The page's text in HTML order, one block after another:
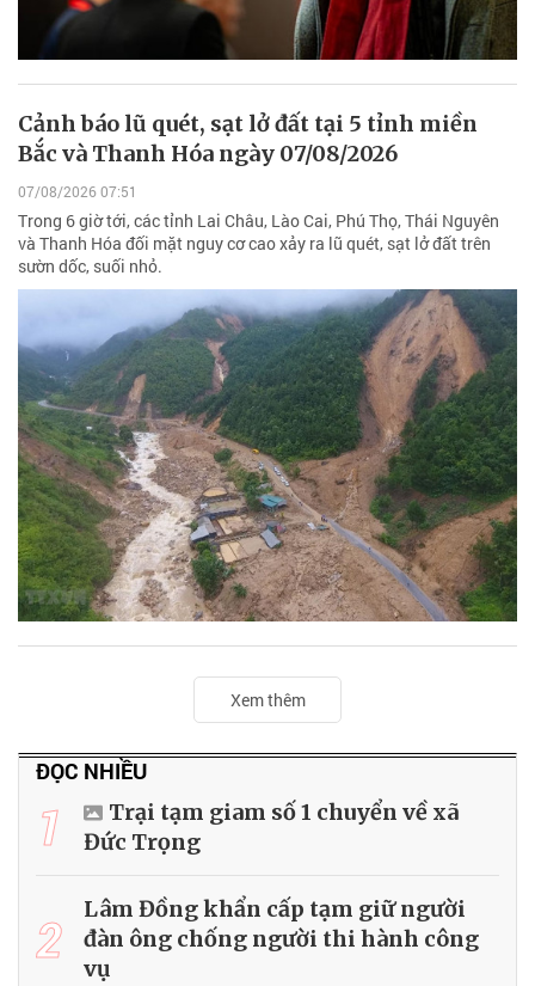
Cảnh báo lũ quét, sạt lở đất tại 5 tỉnh miền
Bắc và Thanh Hóa ngày 07/08/2026
07/08/2026 07:51
Trong 6 giờ tới, các tỉnh Lai Châu, Lào Cai, Phú Thọ, Thái Nguyên
và Thanh Hóa đối mặt nguy cơ cao xảy ra lũ quét, sạt lở đất trên
sườn dốc, suối nhỏ.
Xem thêm
ĐỌC NHIỀU
1
Trại tạm giam số 1 chuyển về xã
Đức Trọng
2
Lâm Đồng khẩn cấp tạm giữ người
đàn ông chống người thi hành công
vụ